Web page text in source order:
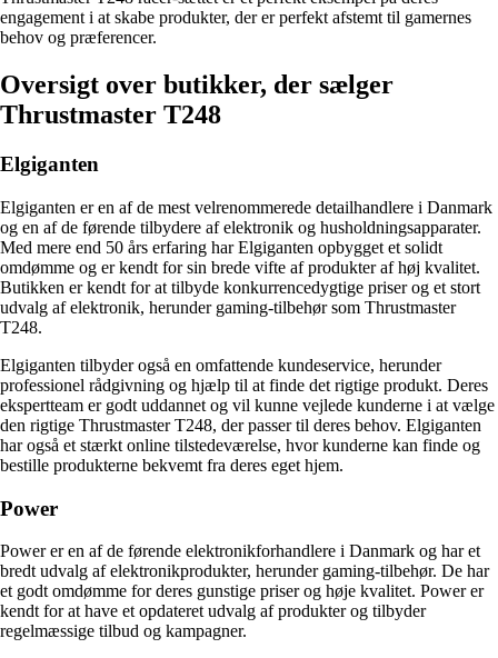
engagement i at skabe produkter, der er perfekt afstemt til gamernes
behov og præferencer.
Oversigt over butikker, der sælger
Thrustmaster T248
Elgiganten
Elgiganten er en af de mest velrenommerede detailhandlere i Danmark
og en af de førende tilbydere af elektronik og husholdningsapparater.
Med mere end 50 års erfaring har Elgiganten opbygget et solidt
omdømme og er kendt for sin brede vifte af produkter af høj kvalitet.
Butikken er kendt for at tilbyde konkurrencedygtige priser og et stort
udvalg af elektronik, herunder gaming-tilbehør som Thrustmaster
T248.
Elgiganten tilbyder også en omfattende kundeservice, herunder
professionel rådgivning og hjælp til at finde det rigtige produkt. Deres
ekspertteam er godt uddannet og vil kunne vejlede kunderne i at vælge
den rigtige Thrustmaster T248, der passer til deres behov. Elgiganten
har også et stærkt online tilstedeværelse, hvor kunderne kan finde og
bestille produkterne bekvemt fra deres eget hjem.
Power
Power er en af de førende elektronikforhandlere i Danmark og har et
bredt udvalg af elektronikprodukter, herunder gaming-tilbehør. De har
et godt omdømme for deres gunstige priser og høje kvalitet. Power er
kendt for at have et opdateret udvalg af produkter og tilbyder
regelmæssige tilbud og kampagner.